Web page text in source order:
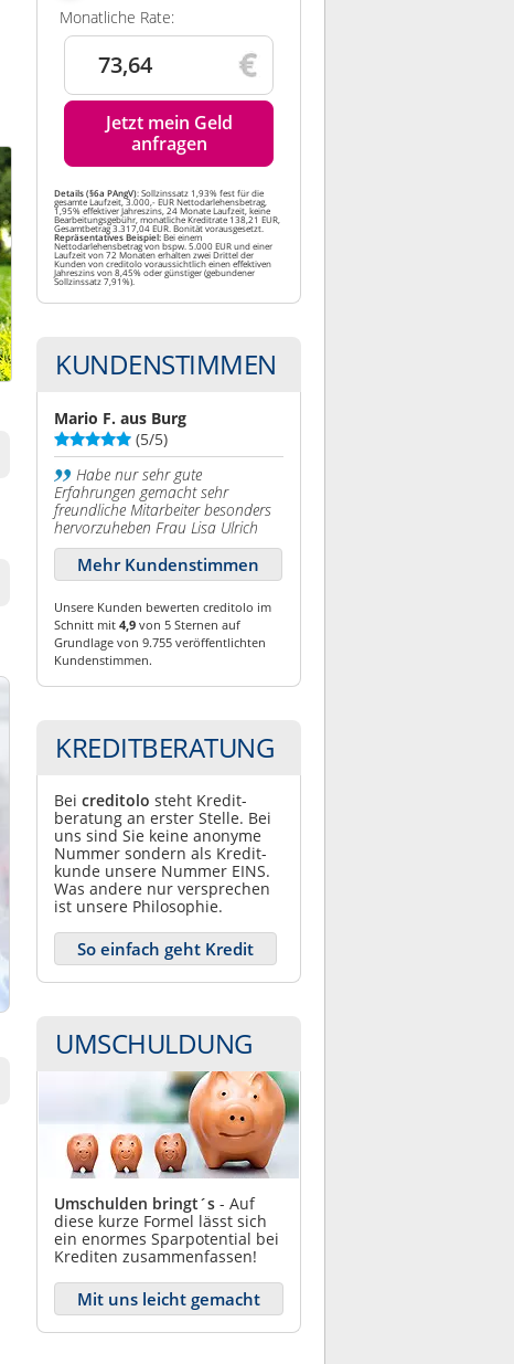
Monatliche Rate:
73,64
Jetzt mein Geld
anfragen
Details (§6a PAngV): Sollzinssatz 1,93% fest für die
gesamte Laufzeit, 3.000,- EUR Nettodarlehensbetrag,
1,95% effektiver Jahreszins, 24 Monate Laufzeit, keine
Bearbeitungsgebühr, monatliche Kreditrate 138,21 EUR,
Gesamtbetrag 3.317,04 EUR. Bonität vorausgesetzt.
Repräsentatives Beispiel:Bei einem
Nettodarlehensbetrag von bspw. 5.000 EUR und einer
Laufzeit von 72 Monaten erhalten zwei Drittel der
Kunden von creditolo voraussichtlich einen effektiven
Jahreszins von 8,45% oder günstiger (gebundener
Sollzinssatz 7,91%).
KUNDENSTIMMEN
Mario F. aus Burg
(5/5)
Habe nur sehr gute
Erfahrungen gemacht sehr
freundliche Mitarbeiter besonders
hervorzuheben Frau Lisa Ulrich
Mehr Kundenstimmen
Unsere Kunden bewerten creditolo im
Schnitt mit 4,9 von 5 Sternen auf
Grundlage von 9.755 veröffentlichten
Kundenstimmen.
KREDITBERATUNG
Bei creditolo steht Kredit­
beratung an erster Stelle. Bei
uns sind Sie keine anonyme
Nummer sondern als Kredit­
kunde unsere Nummer EINS.
Was andere nur ver­sprechen
ist unsere Philosophie.
So einfach geht Kredit
UMSCHULDUNG
Umschulden bringt´s - Auf
diese kurze Formel lässt sich
ein enormes Sparpotential bei
Krediten zusammenfassen!
Mit uns leicht gemacht